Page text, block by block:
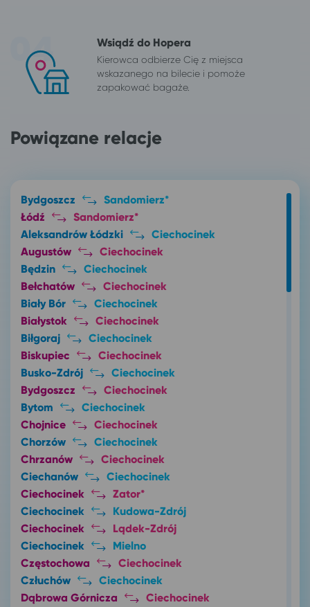
Wsiądź do Hopera
Kierowca odbierze Cię z miejsca
wskazanego na bilecie i pomoże
zapakować bagaże.
Powiązane relacje
Bydgoszcz
Sandomierz*
Łódź
Sandomierz*
Aleksandrów Łódzki
Ciechocinek
Augustów
Ciechocinek
Będzin
Ciechocinek
Bełchatów
Ciechocinek
Biały Bór
Ciechocinek
Białystok
Ciechocinek
Biłgoraj
Ciechocinek
Biskupiec
Ciechocinek
Busko-Zdrój
Ciechocinek
Bydgoszcz
Ciechocinek
Bytom
Ciechocinek
Chojnice
Ciechocinek
Chorzów
Ciechocinek
Chrzanów
Ciechocinek
Ciechanów
Ciechocinek
Ciechocinek
Zator*
Ciechocinek
Kudowa-Zdrój
Ciechocinek
Lądek-Zdrój
Ciechocinek
Mielno
Częstochowa
Ciechocinek
Człuchów
Ciechocinek
Dąbrowa Górnicza
Ciechocinek